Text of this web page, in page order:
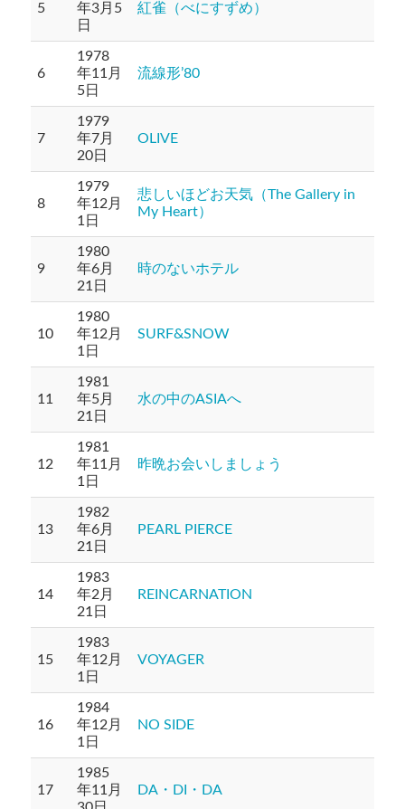
5
年3月5
日
紅雀（べにすずめ）
6
1978
年11月
5日
流線形’80
7
1979
年7月
20日
OLIVE
8
1979
年12月
1日
悲しいほどお天気（The Gallery in
My Heart）
9
1980
年6月
21日
時のないホテル
10
1980
年12月
1日
SURF&SNOW
11
1981
年5月
21日
水の中のASIAへ
12
1981
年11月
1日
昨晩お会いしましょう
13
1982
年6月
21日
PEARL PIERCE
14
1983
年2月
21日
REINCARNATION
15
1983
年12月
1日
VOYAGER
16
1984
年12月
1日
NO SIDE
17
1985
年11月
DA・DI・DA